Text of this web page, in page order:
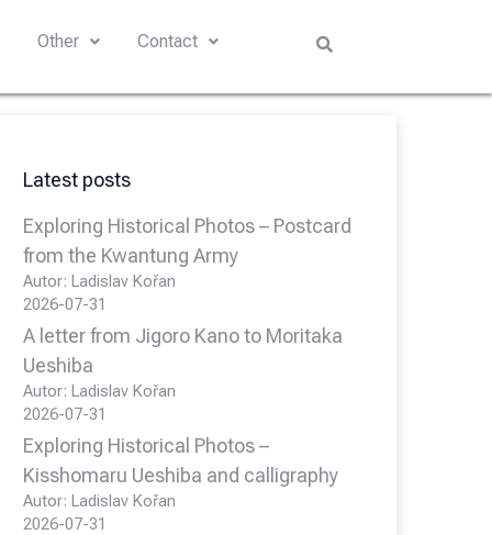
Other Contact
Latest posts
Exploring Historical Photos – Postcard
from the Kwantung Army
Autor: Ladislav Kořan
2026-07-31
A letter from Jigoro Kano to Moritaka
Ueshiba
Autor: Ladislav Kořan
2026-07-31
Exploring Historical Photos –
Kisshomaru Ueshiba and calligraphy
Autor: Ladislav Kořan
2026-07-31